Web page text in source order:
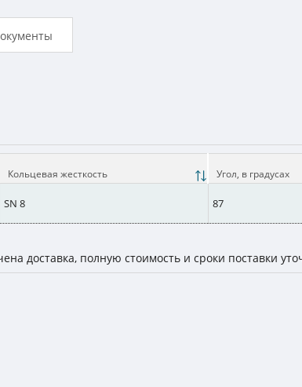
Кольцевая жесткость Угол, в градусах
SN 8 87
доставка, полную стоимость и сроки поставки